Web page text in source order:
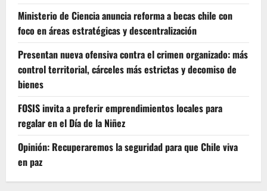
Ministerio de Ciencia anuncia reforma a becas chile con
foco en áreas estratégicas y descentralización
Presentan nueva ofensiva contra el crimen organizado: más
control territorial, cárceles más estrictas y decomiso de
bienes
FOSIS invita a preferir emprendimientos locales para
regalar en el Día de la Niñez
Opinión: Recuperaremos la seguridad para que Chile viva
en paz